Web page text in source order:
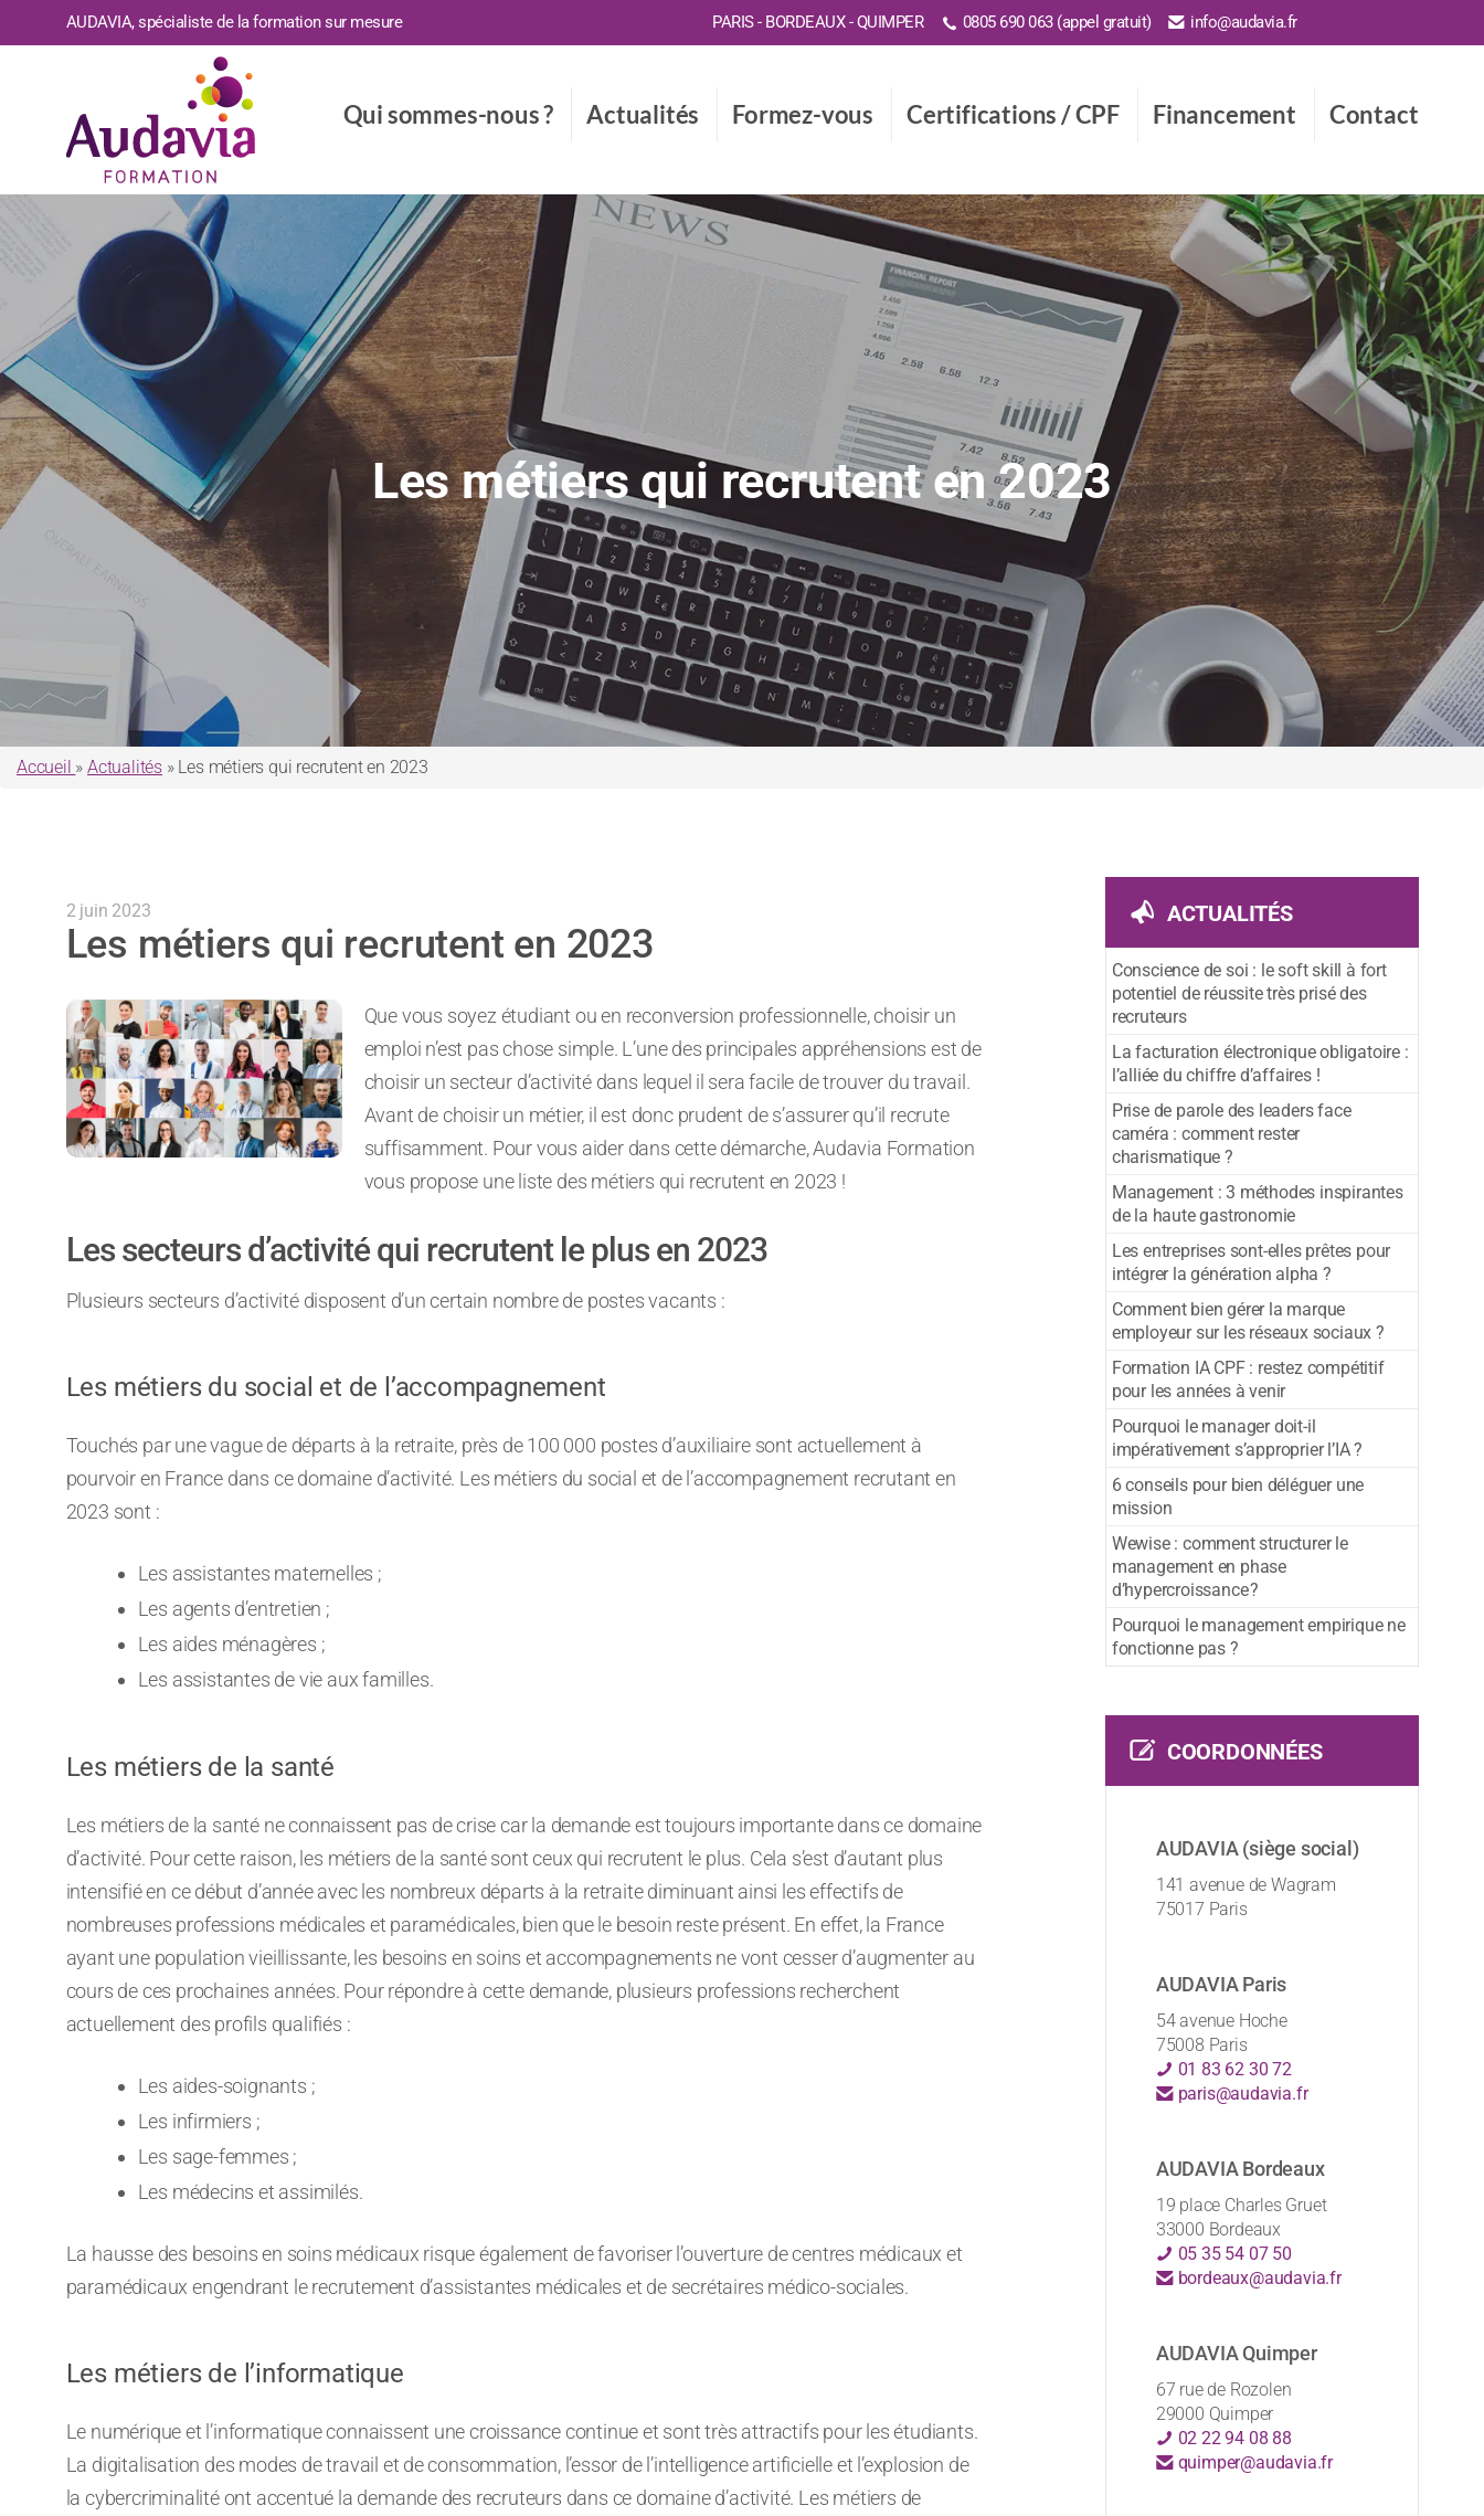
AUDAVIA, spécialiste de la formation sur mesure PARIS - BORDEAUX - QUIMPER 0805 690 063 (appel gratuit) info@audavia.fr
Qui sommes-nous ? Actualités Formez-vous Certifications / CPF Financement Contact
Les métiers qui recrutent en 2023
Accueil »Actualités » Les métiers qui recrutent en 2023
2 juin 2023
Les métiers qui recrutent en 2023
Que vous soyez étudiant ou en reconversion professionnelle, choisir un
emploi n’est pas chose simple. L’une des principales appréhensions est de
choisir un secteur d’activité dans lequel il sera facile de trouver du travail.
Avant de choisir un métier, il est donc prudent de s’assurer qu’il recrute
suffisamment. Pour vous aider dans cette démarche, Audavia Formation
vous propose une liste des métiers qui recrutent en 2023 !
Les secteurs d’activité qui recrutent le plus en 2023
Plusieurs secteurs d’activité disposent d’un certain nombre de postes vacants :
Les métiers du social et de l’accompagnement
Touchés par une vague de départs à la retraite, près de 100 000 postes d’auxiliaire sont actuellement à
pourvoir en France dans ce domaine d’activité. Les métiers du social et de l’accompagnement recrutant en
2023 sont :
Les assistantes maternelles ;
Les agents d’entretien ;
Les aides ménagères ;
Les assistantes de vie aux familles.
Les métiers de la santé
Les métiers de la santé ne connaissent pas de crise car la demande est toujours importante dans ce domaine
d’activité. Pour cette raison, les métiers de la santé sont ceux qui recrutent le plus. Cela s’est d’autant plus
intensifié en ce début d’année avec les nombreux départs à la retraite diminuant ainsi les effectifs de
nombreuses professions médicales et paramédicales, bien que le besoin reste présent. En effet, la France
ayant une population vieillissante, les besoins en soins et accompagnements ne vont cesser d’augmenter au
cours de ces prochaines années. Pour répondre à cette demande, plusieurs professions recherchent
actuellement des profils qualifiés :
Les aides-soignants ;
Les infirmiers ;
Les sage-femmes ;
Les médecins et assimilés.
La hausse des besoins en soins médicaux risque également de favoriser l’ouverture de centres médicaux et
paramédicaux engendrant le recrutement d’assistantes médicales et de secrétaires médico-sociales.
Les métiers de l’informatique
Le numérique et l’informatique connaissent une croissance continue et sont très attractifs pour les étudiants.
La digitalisation des modes de travail et de consommation, l’essor de l’intelligence artificielle et l’explosion de
la cybercriminalité ont accentué la demande des recruteurs dans ce domaine d’activité. Les métiers de
ACTUALITÉS
Conscience de soi : le soft skill à fort
potentiel de réussite très prisé des
recruteurs
La facturation électronique obligatoire :
l’alliée du chiffre d’affaires !
Prise de parole des leaders face
caméra : comment rester
charismatique ?
Management : 3 méthodes inspirantes
de la haute gastronomie
Les entreprises sont-elles prêtes pour
intégrer la génération alpha ?
Comment bien gérer la marque
employeur sur les réseaux sociaux ?
Formation IA CPF : restez compétitif
pour les années à venir
Pourquoi le manager doit-il
impérativement s’approprier l’IA ?
6 conseils pour bien déléguer une
mission
Wewise : comment structurer le
management en phase
d’hypercroissance ?
Pourquoi le management empirique ne
fonctionne pas ?
COORDONNÉES
AUDAVIA (siège social)
141 avenue de Wagram
75017 Paris
AUDAVIA Paris
54 avenue Hoche
75008 Paris
01 83 62 30 72
paris@audavia.fr
AUDAVIA Bordeaux
19 place Charles Gruet
33000 Bordeaux
05 35 54 07 50
bordeaux@audavia.fr
AUDAVIA Quimper
67 rue de Rozolen
29000 Quimper
02 22 94 08 88
quimper@audavia.fr